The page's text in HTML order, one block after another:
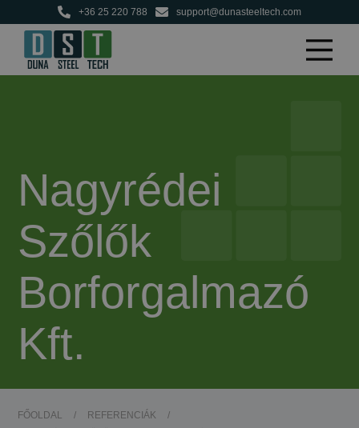
+36 25 220 788 support@dunasteeltech.com
Nagyrédei
Szőlők
Borforgalmazó
Kft.
FŐOLDAL / REFERENCIÁK
/